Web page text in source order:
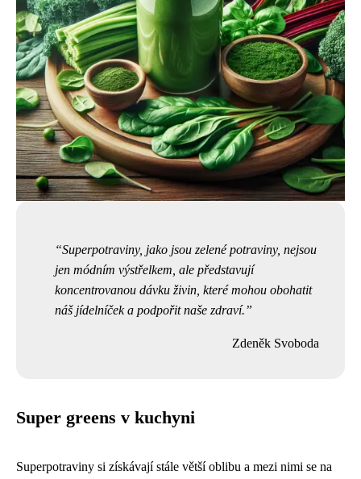
Superpotraviny, jako jsou zelené potraviny, nejsou
jen módním výstřelkem, ale představují
koncentrovanou dávku živin, které mohou obohatit
náš jídelníček a podpořit naše zdraví.
Zdeněk Svoboda
Super greens v kuchyni
Superpotraviny si získávají stále větší oblibu a mezi nimi se na